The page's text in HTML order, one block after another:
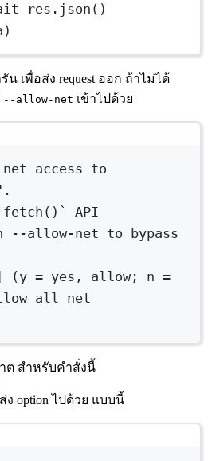
res. json ()
น เพื่อส่ง request ออก ถ้าไม่ได้
--allow-net เข้าไปด้วย
net access to
() ` API
--allow-net to bypass
(y = yes, allow; n =
all net
ต สำหรับคำสั่งนี้
option ไปด้วย แบบนี้